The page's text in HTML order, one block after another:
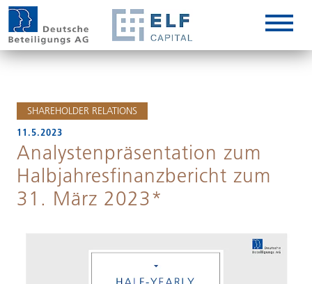
SHAREHOLDER RELATIONS
11.5.2023
Analystenpräsentation zum
Halbjahresfinanzbericht zum
31. März 2023*